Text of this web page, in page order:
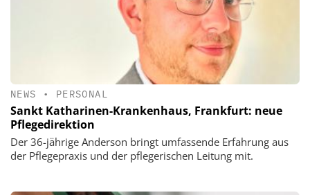
NEWS • PERSONAL
Sankt Katharinen-Krankenhaus, Frankfurt: neue
Pflegedirektion
Der 36-jährige Anderson bringt umfassende Erfahrung aus
der Pflegepraxis und der pflegerischen Leitung mit.